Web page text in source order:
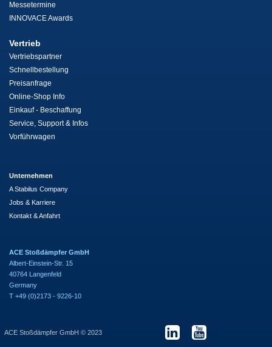
Messetermine
INNOVACE Awards
Vertrieb
Vertriebspartner
Schnellbestellung
Preisanfrage
Online-Shop Info
Einkauf - Beschaffung
Service, Support & Infos
Vorführwagen
Unternehmen
A Stabilus Company
Jobs & Karriere
Kontakt & Anfahrt
ACE Stoßdämpfer GmbH
Albert-Einstein-Str. 15
40764 Langenfeld
Germany
T +49 (0)2173 - 9226-10
ACE Stoßdämpfer GmbH © 2023